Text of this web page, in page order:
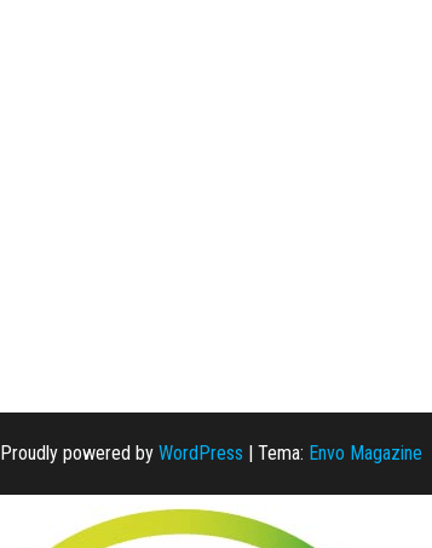
Proudly powered by WordPress | Tema: Envo Magazine